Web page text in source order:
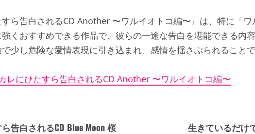
すら告白されるCD Another 〜ワルイオトコ編〜』は、特に「
くおすすめできる作品で、彼らの一途な告白を堪能できる内
少し危険な愛情表現に引き込まれ、感情を揺さぶられることで
レにひたすら告白されるCD Another 〜ワルイオトコ編〜
告白されるCD Blue Moon 桜
生きているだけ